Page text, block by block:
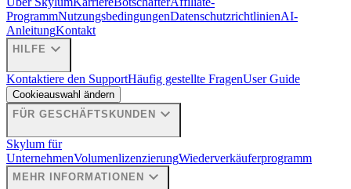
ProgrammNutzungsbedingungenDatenschutzrichtlinienAI-
AnleitungKontakt
HILFE expand_more
Kontaktiere den SupportHäufig gestellte FragenUser Guide
Cookieauswahl ändern
FÜR GESCHÄFTSKUNDEN expand_more
Skylum für
UnternehmenVolumenlizenzierungWiederverkäuferprogramm
MEHR INFORMATIONEN expand_more